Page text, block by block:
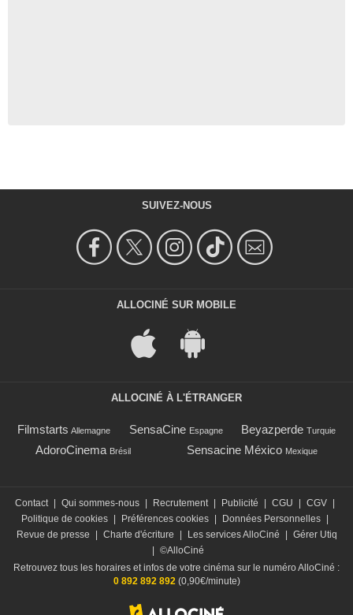
SUIVEZ-NOUS
ALLOCINÉ SUR MOBILE
ALLOCINÉ À L'ÉTRANGER
Filmstarts Allemagne SensaCine Espagne Beyazperde Turquie
AdoroCinema Brésil Sensacine México Mexique
Contact Qui sommes-nous Recrutement Publicité CGU CGV
Politique de cookies
Préférences cookies Données Personnelles
Revue de presse
Charte d'écriture Les services AlloCiné
Gérer Utiq
©AlloCiné
Retrouvez tous les horaires et infos de votre cinéma sur le numéro AlloCiné :
0 892 892 892(0,90€/minute)